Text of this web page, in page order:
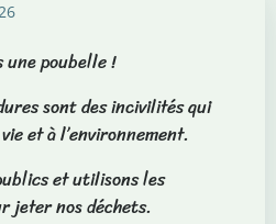
une poubelle !
sont des incivilités qui
et à l’environnement.
et utilisons les
jeter nos déchets.